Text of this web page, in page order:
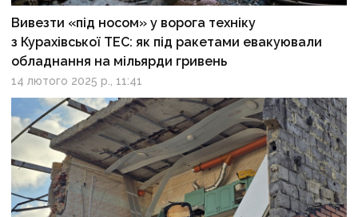
Вивезти «під носом» у ворога техніку
з Курахівської ТЕС: як під ракетами евакуювали
обладнання на мільярди гривень
14 лютого 2025 р., 11:41